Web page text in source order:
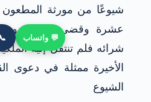
شيوعًا من مورثة
عشرة وقضى بصحته
شرائه فلم تنتقل إليه
الأخيرة ممثلة في دعوى
الشيوع
💬 واتساب